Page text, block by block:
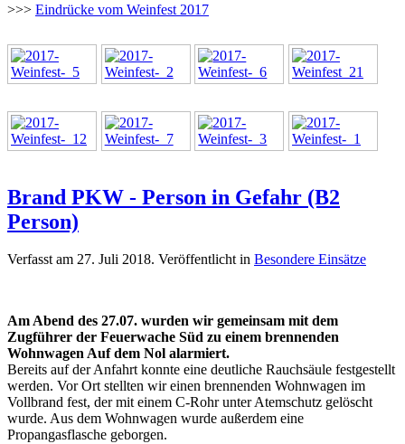
>>> Eindrücke vom Weinfest 2017
Brand PKW - Person in Gefahr (B2
Person)
Verfasst am 27. Juli 2018. Veröffentlicht in Besondere Einsätze
Am Abend des 27.07. wurden wir gemeinsam mit dem
Zugführer der Feuerwache Süd zu einem brennenden
Wohnwagen Auf dem Nol alarmiert.
Bereits auf der Anfahrt konnte eine deutliche Rauchsäule festgestellt
werden. Vor Ort stellten wir einen brennenden Wohnwagen im
Vollbrand fest, der mit einem C-Rohr unter Atemschutz gelöscht
wurde. Aus dem Wohnwagen wurde außerdem eine
Propangasflasche geborgen.